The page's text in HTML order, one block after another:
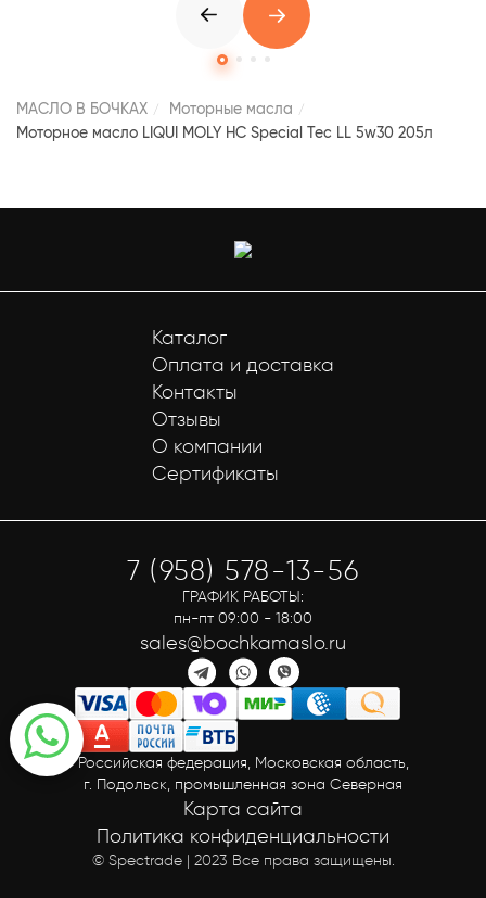
МАСЛО В БОЧКАХ
Моторные масла
Моторное масло LIQUI MOLY НС Special Tec LL 5w30 205л
Каталог
Оплата и доставка
Контакты
Отзывы
О компании
Сертификаты
Российская федерация, Московская область,
г. Подольск, промышленная зона Северная
© Spectrade | 2023 Все права защищены.
Политика конфиденциальности
Карта сайта
7 (958) 578-13-56
ГРАФИК РАБОТЫ:
пн-пт 09:00 - 18:00
sales@bochkamaslo.ru